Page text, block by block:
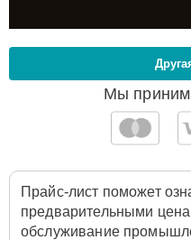
Мы
Прайс-лист поможет
предварительными
обслуживание